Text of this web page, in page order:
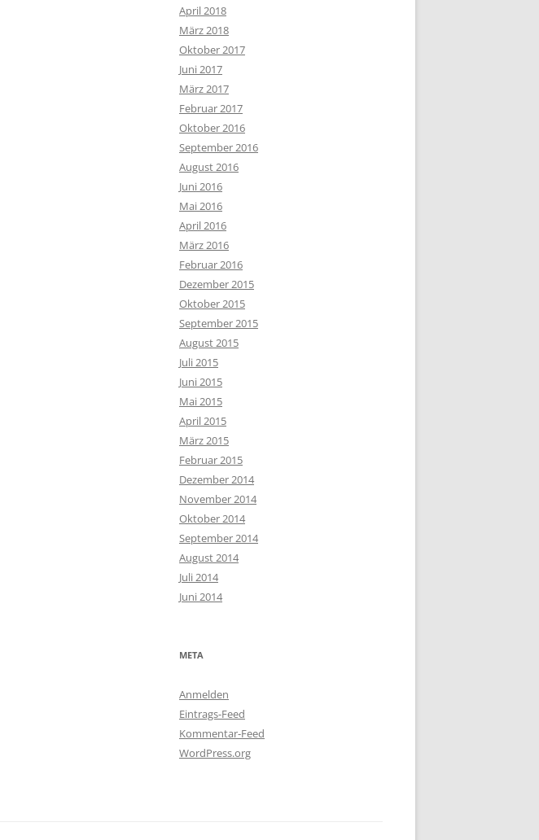
April 2018
März 2018
Oktober 2017
Juni 2017
März 2017
Februar 2017
Oktober 2016
September 2016
August 2016
Juni 2016
Mai 2016
April 2016
März 2016
Februar 2016
Dezember 2015
Oktober 2015
September 2015
August 2015
Juli 2015
Juni 2015
Mai 2015
April 2015
März 2015
Februar 2015
Dezember 2014
November 2014
Oktober 2014
September 2014
August 2014
Juli 2014
Juni 2014
META
Anmelden
Eintrags-Feed
Kommentar-Feed
WordPress.org